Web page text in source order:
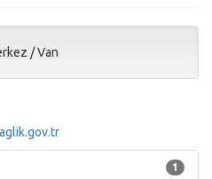
/Van
1